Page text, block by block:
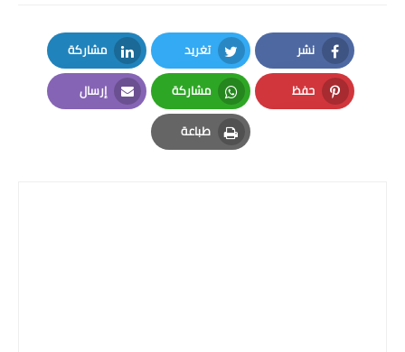
نشر
Facebook
تغريد
Twitter
مشاركة
LinkedIn
حفظ
Pinterest
مشاركة
Whatsapp
إرسال
Email
طباعة
Print